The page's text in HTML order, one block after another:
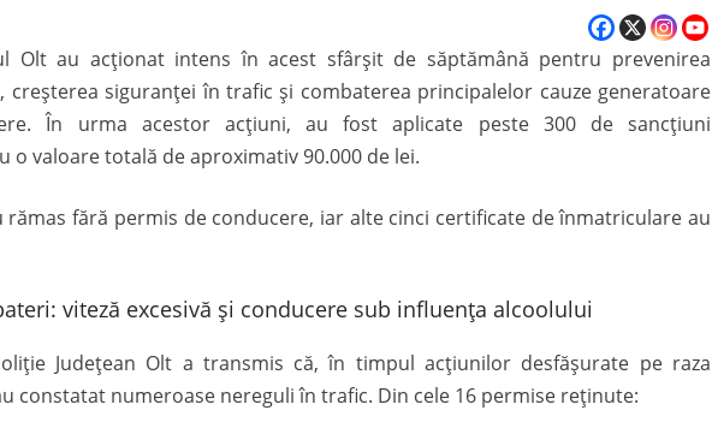
Olt au acționat intens în acest sfârșit de săptămână pentru prevenirea
creșterea siguranței în trafic și combaterea principalelor cauze generatoare
În urma acestor acțiuni, au fost aplicate peste 300 de sancțiuni
o valoare totală de aproximativ 90.000 de lei.
rămas fără permis de conducere, iar alte cinci certificate de înmatriculare au
viteză excesivă și conducere sub influența alcoolului
Județean Olt a transmis că, în timpul acțiunilor desfășurate pe raza
constatat numeroase nereguli în trafic. Din cele 16 permise reținute: